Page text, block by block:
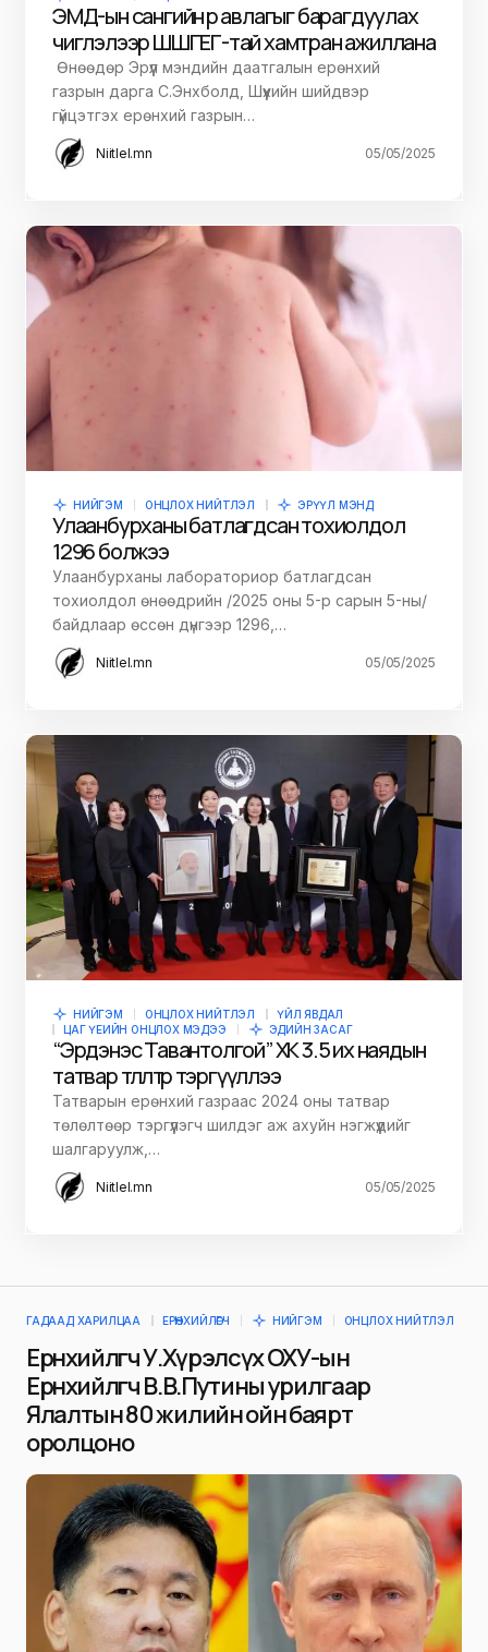
ЭМД-ын сангийн өр авлагыг барагдуулах
чиглэлээр ШШГЕГ-тай хамтран ажиллана
Өнөөдөр Эрүүл мэндийн даатгалын ерөнхий
газрын дарга С.Энхболд, Шүүхийн шийдвэр
гүйцэтгэх ерөнхий газрын…
Niitlel.mn 05/05/2025
НИЙГЭМ ОНЦЛОХ НИЙТЛЭЛ ЭРҮҮЛ МЭНД
Улаанбурханы батлагдсан тохиолдол
1296 болжээ
Улаанбурханы лабораториор батлагдсан
тохиолдол өнөөдрийн /2025 оны 5-р сарын 5-ны/
байдлаар өссөн дүнгээр 1296,…
Niitlel.mn 05/05/2025
НИЙГЭМ ОНЦЛОХ НИЙТЛЭЛ
ҮЙЛ ЯВДАЛ
ЦАГ ҮЕИЙН ОНЦЛОХ МЭДЭЭ
ЭДИЙН ЗАСАГ
“Эрдэнэс Тавантолгой” ХК 3.5 их наядын
татвар төлөлтөөр тэргүүллээ
Татварын ерөнхий газраас 2024 оны татвар
төлөлтөөр тэргүүлэгч шилдэг аж ахуйн нэгжүүдийг
шалгаруулж,…
Niitlel.mn 05/05/2025
ГАДААД ХАРИЛЦАА ЕРӨНХИЙЛӨГЧ НИЙГЭМ ОНЦЛОХ НИЙТЛЭЛ
Ерөнхийлөгч У.Хүрэлсүх ОХУ-ын
Ерөнхийлөгч В.В.Путины урилгаар
Ялалтын 80 жилийн ойн баярт
оролцоно